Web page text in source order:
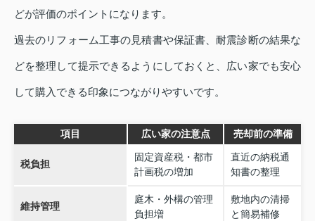
どが評価のポイントになります。
過去のリフォーム工事の見積書や保証書、耐震診断の結果な
どを整理して提示できるようにしておくと、広い家でも安心
して購入できる印象につながりやすいです。
項目 広い家の注意点 売却前の準備
税負担
固定資産税・都市
計画税の増加
直近の納税通
知書の整理
維持管理
庭木・外構の管理
負担増
敷地内の清掃
と簡易補修